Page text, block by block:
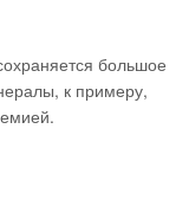
большое
к примеру,